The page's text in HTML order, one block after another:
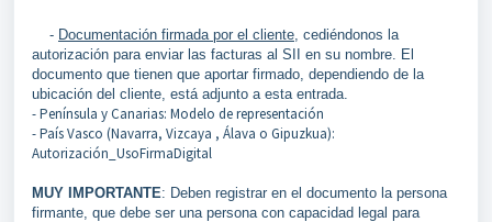
- Documentación firmada por el cliente , cediéndonos la
autorización para enviar las facturas al SII en su nombre. El
documento que tienen que aportar firmado, dependiendo de la
ubicación del cliente, está adjunto a esta entrada.
- Península y Canarias: Modelo de representación
- País Vasco (Navarra, Vizcaya , Álava o Gipuzkua):
Autorización_UsoFirmaDigital
MUY IMPORTANTE: Deben registrar en el documento la persona
firmante, que debe ser una persona con capacidad legal para